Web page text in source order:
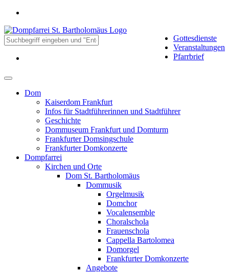
Gottesdienste
Veranstaltungen
Pfarrbrief
Dom
Kaiserdom Frankfurt
Infos für Stadtführerinnen und Stadtführer
Geschichte
Dommuseum Frankfurt und Domturm
Frankfurter Domsingschule
Frankfurter Domkonzerte
Dompfarrei
Kirchen und Orte
Dom St. Bartholomäus
Dommusik
Orgelmusik
Domchor
Vocalensemble
Choralschola
Frauenschola
Cappella Bartolomea
Domorgel
Frankfurter Domkonzerte
Angebote